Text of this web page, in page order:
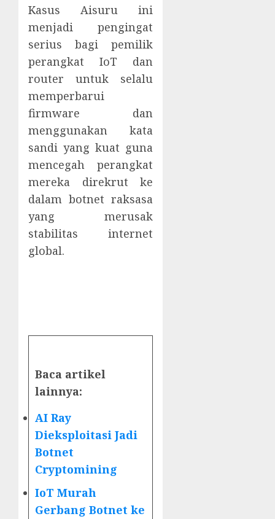
Kasus Aisuru ini
menjadi pengingat
serius bagi pemilik
perangkat IoT dan
router untuk selalu
memperbarui
firmware dan
menggunakan kata
sandi yang kuat guna
mencegah perangkat
mereka direkrut ke
dalam botnet raksasa
yang merusak
stabilitas internet
global.
Baca artikel
lainnya:
AI Ray
Dieksploitasi Jadi
Botnet
Cryptomining
IoT Murah
Gerbang Botnet ke